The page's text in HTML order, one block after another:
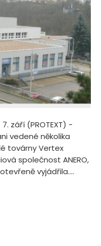
září (PROTEXT) -
vedené několika
továrny Vertex
společnost ANERO,
vyjádřila....